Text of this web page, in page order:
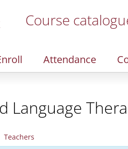
Course
Attendance
Language
Teachers